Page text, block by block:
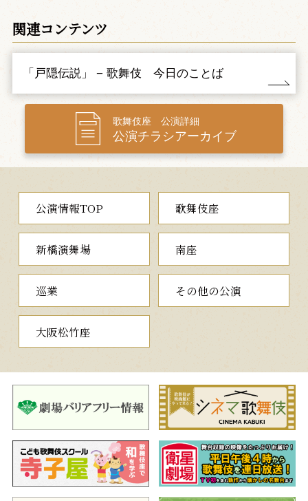
顕した更科姫に立ち向かい、松の大木の上まで追いつめ…。
紅葉の鮮やかな舞台を背景に、竹本、常磐津、長唄の三方掛合
の舞踊です。美しい姫から猛々しい鬼女への変化もみどころの大
曲をお楽しみください。
三、競伊勢物語（だてくらべいせものがたり）
◆忠義のはざまで紀有常が下した苦渋の決断
文徳帝（もんとくてい）の跡目争いで、朝廷では惟喬（これた
か）親王と惟仁（これひと）親王が対立していました。大和国春
がら手に入れたのも、夫の豆四郎（まめしろう）が惟仁親王方の
旧臣の子であり、忠義を立てさせたい一心からのことでした。一
ほしいと申し入れますが拒まれます。信夫は実は有常の娘で、訳
あって小由に託していたのです。有常が今、自分の娘として育て
ている井筒姫は、実は先帝の子であり、在原業平と深い仲。惟喬
親王はそうとは知らずに井筒姫を所望するので、二人を助けるた
え…。
王朝時代を舞台に、「伊勢物語」の趣向を巧みに取り入れた作
品です。歌舞伎座ではじつに半世紀ぶりの上演となります。
夜の部
通し狂言伽羅先代萩（めいぼくせんだいはぎ）
花水橋
奥州の大名足利頼兼は廓通いの帰りがけ、鎌倉花水橋でお家乗
関連コンテンツ
「戸隠伝説」 − 歌舞伎 今日のことば
歌舞伎座 公演詳細
公演チラシアーカイブ
公演情報TOP 歌舞伎座
新橋演舞場 南座
巡業 その他の公演
大阪松竹座